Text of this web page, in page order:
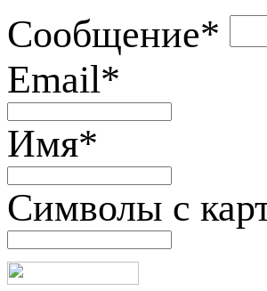
Сообщение*
Email*
Имя*
Символы с